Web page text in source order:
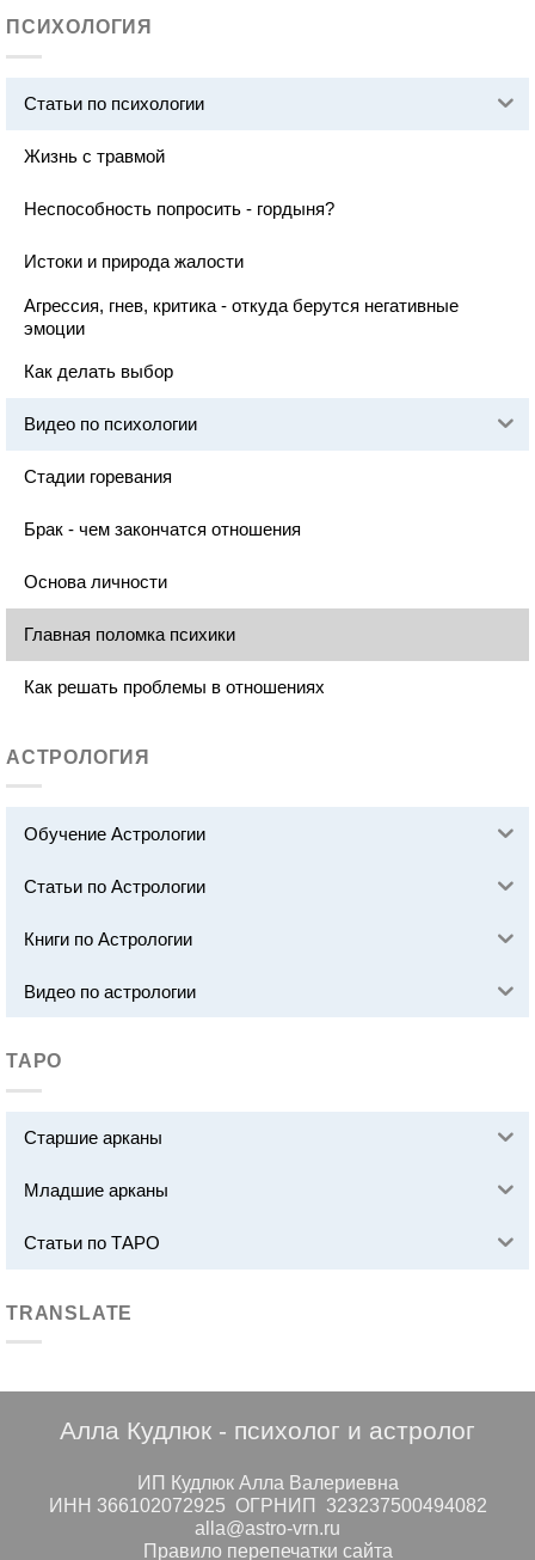
ПСИХОЛОГИЯ
Статьи по психологии
Жизнь с травмой
Неспособность попросить - гордыня?
Истоки и природа жалости
Агрессия, гнев, критика - откуда берутся негативные
эмоции
Как делать выбор
Видео по психологии
Стадии горевания
Брак - чем закончатся отношения
Основа личности
Главная поломка психики
Как решать проблемы в отношениях
АСТРОЛОГИЯ
Обучение Астрологии
Статьи по Астрологии
Книги по Астрологии
Видео по астрологии
ТАРО
Старшие арканы
Младшие арканы
Статьи по ТАРО
TRANSLATE
Алла Кудлюк - психолог и астролог
ИП Кудлюк Алла Валериевна
ИНН 366102072925 ОГРНИП 323237500494082
alla@astro-vrn.ru
Правило перепечатки сайта